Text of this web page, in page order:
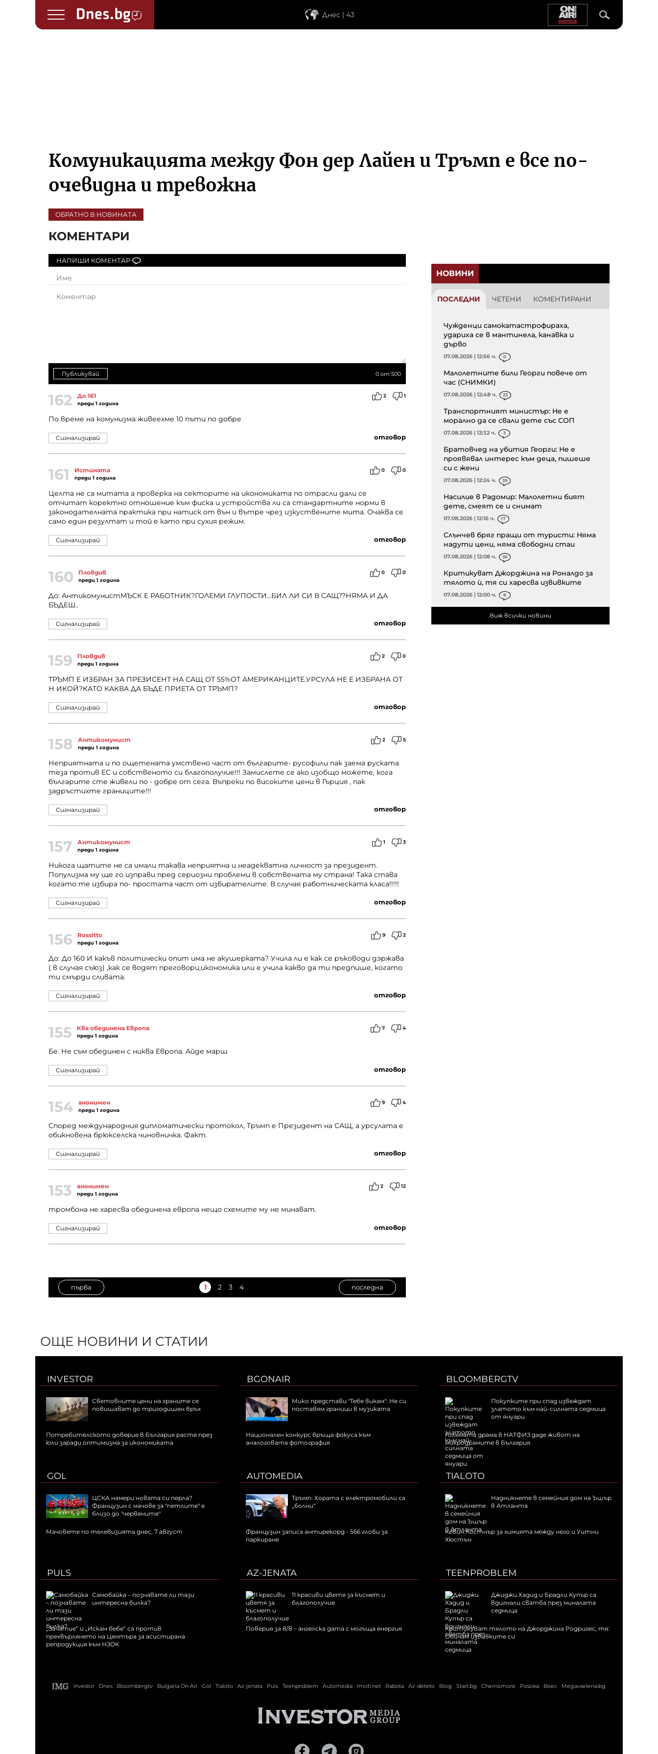
Днес | 43
Комуникацията между Фон дер Лайен и Тръмп е все по-
очевидна и тревожна
ОБРАТНО В НОВИНАТА
КОМЕНТАРИ
НАПИШИ КОМЕНТАР
0 от 500
Публикувай
162 До 161
преди 1 година
2 1
По време на комунизма живеехме 10 пъти по добре
отговор
Сигнализирай
161 Истината
преди 1 година
0 0
Целта не са митата а проверка на секторите на икономиката по отрасли дали се
отчитат коректно отношение към фиска и устройства ли са стандартните норми в
законодателната практика при натиск от вън и вътре чрез изкуствените мита. Очаква се
само един резултат и той е като при сухия режим.
отговор
Сигнализирай
160 Пловдив
преди 1 година
0 0
До: АнтикомунистМЪСК Е РАБОТНИК?ГОЛЕМИ ГЛУПОСТИ...БИЛ ЛИ СИ В САЩ??НЯМА И ДА
БЪДЕШ..
отговор
Сигнализирай
159 Пловдив
преди 1 година
2 0
ТРЪМП Е ИЗБРАН ЗА ПРЕЗИСЕНТ НА САЩ ОТ 55%ОТ АМЕРИКАНЦИТЕ.УРСУЛА НЕ Е ИЗБРАНА ОТ
Н ИКОЙ?КАТО КАКВА ДА БЪДЕ ПРИЕТА ОТ ТРЪМП?
отговор
Сигнализирай
158 Антикомунист
преди 1 година
2 5
Неприятната и по ощетената умствено част от българите- русофили пак заема руската
теза против ЕС и собственото си благополучие!!! Замислете се ако изобщо можете, кога
българите сте живели по - добре от сега. Въпреки по високите цени в Гърция , пак
задръстихте границите!!!
отговор
Сигнализирай
157 Антикомунист
преди 1 година
1 3
Никога щатите не са имали такава неприятна и неадекватна личност за президент.
Популизма му ще го изправи пред сериозни проблеми в собствената му страна! Така става
когато те избира по- простата част от избирателите. В случая работническата класа!!!!!
отговор
Сигнализирай
156 Rossitto
преди 1 година
9 2
До: До 160 И какъв политически опит има не акушерката? Учила ли е как се ръководи дэржава
( в случая съюз) ,как се водят преговори,икономика или е учила какво да ти предпише, когато
ти смърди сливата.
отговор
Сигнализирай
155 Ква обединена Европа
преди 1 година
7 4
Бе. Не съм обединен с никва Европа. Айде марш
отговор
Сигнализирай
154 анонимен
преди 1 година
9 4
Според международния дипломатически протокол, Тръмп е Президент на САЩ, а урсулата е
обикновена брюкселска чиновничка. Факт.
отговор
Сигнализирай
153 анонимен
преди 1 година
2 12
тромбона не харесва обединена европа нещо схемите му не минават.
отговор
Сигнализирай
първа 1 2 3 4 последна
НОВИНИ
ПОСЛЕДНИ ЧЕТЕНИ КОМЕНТИРАНИ
Чужденци самокатастрофираха,
удариха се в мантинела, канавка и
дърво
07.08.2026 | 12:56 ч. 0
Малолетните били Георги повече от
час (СНИМКИ)
07.08.2026 | 12:48 ч. 23
Транспортният министър: Не е
морално да се свали дете със СОП
07.08.2026 | 12:32 ч. 3
Братовчед на убития Георги: Не е
проявявал интерес към деца, пишеше
си с жени
07.08.2026 | 12:24 ч. 39
Насилие в Радомир: Малолетни бият
дете, смеят се и снимат
07.08.2026 | 12:16 ч. 17
Слънчев бряг пращи от туристи: Няма
надути цени, няма свободни стаи
07.08.2026 | 12:08 ч. 36
Критикуват Джорджина на Роналдо за
тялото ѝ, тя си харесва извивките
07.08.2026 | 12:00 ч. 8
Виж всички новини
ОЩЕ НОВИНИ И СТАТИИ
INVESTOR
Световните цени на храните се
повишават до тригодишен връх
Потребителското доверие в България расте през
юли заради оптимизма за икономиката
BGONAIR
Мико представи "Тебе викам": Не си
поставям граници в музиката
Национален конкурс връща фокуса към
аналоговата фотография
BLOOMBERGTV
Покупките при спад извеждат
златото към най-силната седмица
от януари
Голямата драма в НАТФИЗ даде живот на
микродрамите в България
GOL
ЦСКА намери новата си перла?
Французин с мачове за "петлите" е
близо до "червените"
Мачовете по телевизията днес, 7 август
AUTOMEDIA
Тръмп: Хората с електромобили са
„болни“
Французин записа антирекорд - 566 глоби за
паркиране
TIALOTO
Надникнете в семейния дом на Ъшър
в Атланта
Кевин Костнър за химията между него и Уитни
Хюстън
PULS
Самобайка – познавате ли тази
интересна билка?
„Зачатие“ и „Искам бебе“ са против
прехвърлянето на Центъра за асистирана
репродукция към НЗОК
AZ-JENATA
11 красиви цветя за късмет и
благополучие
Поверия за 8/8 – ангелска дата с могъща енергия
TEENPROBLEM
Джиджи Хадид и Брадли Купър са
вдигнали сватба през миналата
седмица
Критикуват тялото на Джорджина Родригес, тя:
Обичам извивките си
Investor Dnes Bloombergtv Bulgaria On Air Gol Tialoto Az-jenata Puls Teenproblem Automedia Imoti.net Rabota Az-deteto Blog Start.bg Chernomore Posoka Boec Megavselena.bg